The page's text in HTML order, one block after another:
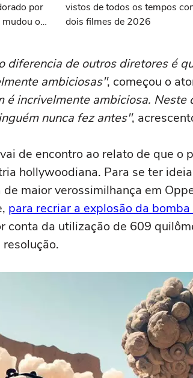
por
o
vistos de todos os tempos
dois filmes de 2026
diferencia de outros diretores é
ambiciosas", começou o
é incrivelmente ambiciosa. Neste
nunca fez antes",
de encontro ao relato de que o
hollywoodiana. Para se ter
maior verossimilhança em
para recriar a explosão da
conta da utilização de 609